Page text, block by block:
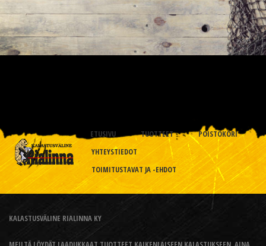
ETUSIVU TUOTTEET
POISTOKORI
YHTEYSTIEDOT
TOIMITUSTAVAT JA -EHDOT
KALASTUSVÄLINE RIALINNA KY